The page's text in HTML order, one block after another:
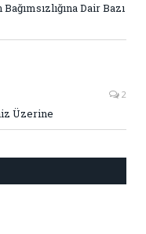
Dair Bazı
2
Üzerine